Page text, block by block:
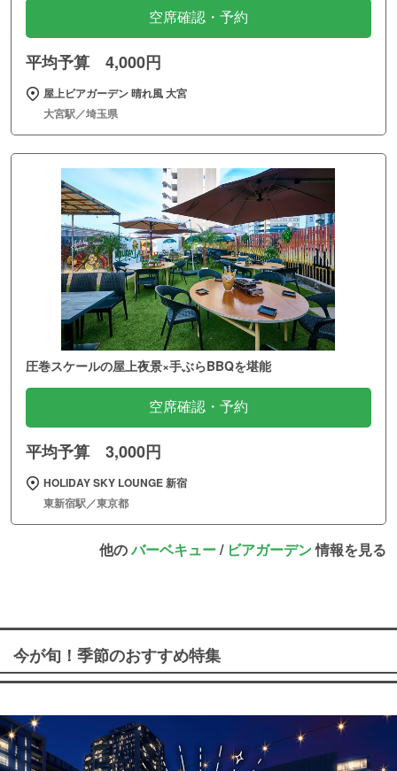
空席確認・予約
平均予算 4,000円
屋上ビアガーデン 晴れ風 大宮
大宮駅／埼玉県
圧巻スケールの屋上夜景×手ぶらBBQを堪能
空席確認・予約
平均予算 3,000円
HOLIDAY SKY LOUNGE 新宿
東新宿駅／東京都
他のバーベキュー/ ビアガーデン情報を見る
今が旬！季節のおすすめ特集